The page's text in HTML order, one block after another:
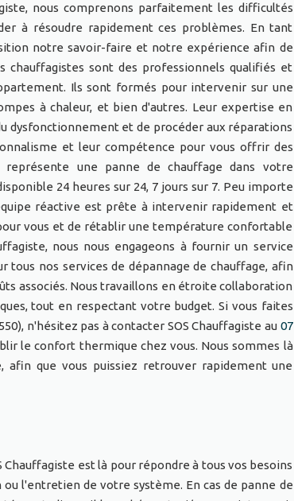
nous comprenons parfaitement les difficultés
à résoudre rapidement ces problèmes. En tant
notre savoir-faire et notre expérience afin de
sont des professionnels qualifiés et
Ils sont formés pour intervenir sur une
à chaleur, et bien d'autres. Leur expertise en
dysfonctionnement et de procéder aux réparations
et leur compétence pour vous offrir des
représente une panne de chauffage dans votre
24 heures sur 24, 7 jours sur 7. Peu importe
réactive est prête à intervenir rapidement et
vous et de rétablir une température confortable
nous nous engageons à fournir un service
nos services de dépannage de chauffage, afin
associés. Nous travaillons en étroite collaboration
tout en respectant votre budget. Si vous faites
n'hésitez pas à contacter SOS Chauffagiste au 07
le confort thermique chez vous. Nous sommes là
que vous puissiez retrouver rapidement une
Chauffagiste est là pour répondre à tous vos besoins
l'entretien de votre système. En cas de panne de